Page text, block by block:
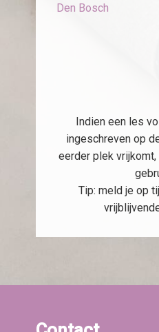
Den Bosch
Indien een les
ingeschreven op
eerder plek
Tip: meld je op